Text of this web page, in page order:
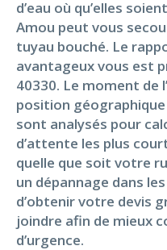
d’eau où qu’elles
Amou peut vous
tuyau bouché. Le
avantageux vous est
40330. Le moment de
position
sont analysés pour
d’attente les plus
quelle que soit votre
un dépannage dans
d’obtenir votre devis
joindre afin de mieux
d’urgence.